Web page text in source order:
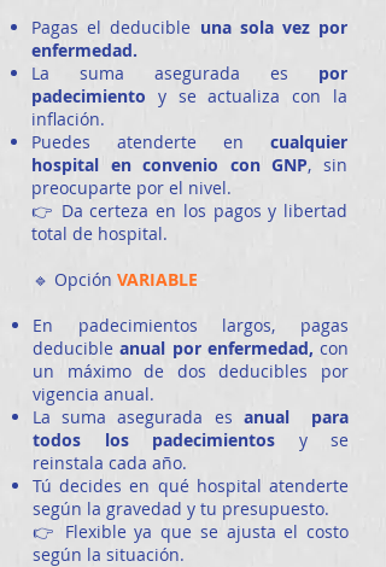
Pagas el deducible una sola vez por
enfermedad.
La suma asegurada es por
padecimiento y se actualiza con la
inflación.
Puedes atenderte en cualquier
hospital en convenio con GNP, sin
preocuparte por el nivel.
👉 Da certeza en los pagos y libertad
total de hospital.
🔹 Opción VARIABLE
En padecimientos largos, pagas
deducibleanual por enfermedad, con
un máximo de dos deducibles por
vigencia anual.
La suma asegurada es anual para
todos los padecimientos y se
reinstala cada año.
Tú decides en qué hospital atenderte
según la gravedad y tu presupuesto.
👉 Flexible ya que se ajusta el costo
según la situación.